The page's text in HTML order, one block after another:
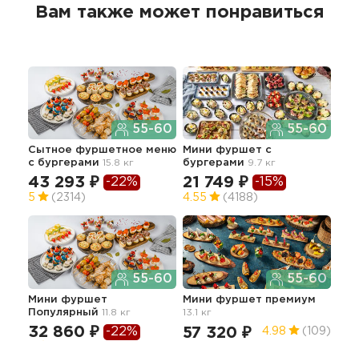
Вам также может понравиться
55-60
Сытное фуршетное меню
с бургерами 15.8 кг
43 293 ₽ -22%
5 (2314)
55-60
Мини фуршет с
бургерами 9.7 кг
21 749 ₽ -15%
4.55 (4188)
55-60
Мини фуршет
Популярный 11.8 кг
32 860 ₽ -22%
55-60
Мини фуршет премиум
13.1 кг
57 320 ₽ 4.98 (109)